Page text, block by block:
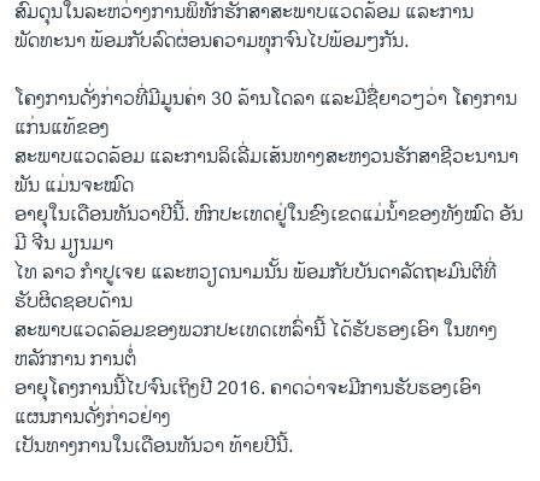
ສົມ​ດຸນໃນ​ລະຫວ່າງການ​ພິທັກ​ຮັກສາສະພາບ​ແວດ​ລ້ອມ ​ແລະ​ການ​
ພັດທະນາ ພ້ອມ​ກັບ​ລົດ​ຜ່ອນ​ຄວາມທຸກ​ຈົນ​ໄປ​ພ້ອມໆ​ກັນ.
ໂຄງການ​ດັ່ງກ່າວ​ທີ່​ມີ​ມູນ​ຄ່າ 30 ລ້ານ​ໂດ​ລາ ​ແລະ​ມີຊື່​ຍາວ​ໆ​ວ່າ ​ໂຄງການ
ແກ່ນ​ແທ້​ຂອງ​
ສະພາບ​ແວດ​ລ້ອມ ​ແລະ​ການ​ລິ​ເລີ່​ມ​ເສ້ນ​ທາງສະ​ຫງວນຮັກສາຊີວະນານາ​
ພັນ ​ແມ່ນ​ຈະ​ໝົດ
ອາ​ຍຸໃນ​ເດືອນ​ທັນວາປີນີ້. ຫົກ​ປະ​ເທດ​ຢູ່​ໃນຂົງ​ເຂດແມ່​ນໍ້າຂອງ​ທັງ​ໝົດ ອັນ​
ມີ ຈີນ ມຽນມາ ​
ໄທ ລາວ ກໍາປູເຈຍ ​ແລະ​ຫວຽດນາມນັ້ນ ​ພ້ອມ​ກັບ​ບັນດາ​ລັດຖະມົນຕີທີ່​
ຮັບຜິດຊອບ​ດ້ານ
ສະພາບ​ແວດ​ລ້ອມ​ຂອງ​ພວກ​ປະ​ເທດ​ເຫລົ່າ​ນີ້​ ໄດ້​ຮັບຮອງ​ເອົາ ​ໃນທາງ​
ຫລັກການ ການ​ຕໍ່
ອາຍຸໂຄງການ​ນີ້ໄປ​ຈົນ​ເຖິງ​ປີ 2016. ຄາດ​ວ່າຈະ​ມີການ​ຮັບຮອງ​ເອົາ
ແຜນການ​ດັ່ງກ່າວຢ່າງ
ເປັນ​ທາງການ​ໃນ​ເດືອນທັນວາ​ ທ້າຍ​ປີນີ້.